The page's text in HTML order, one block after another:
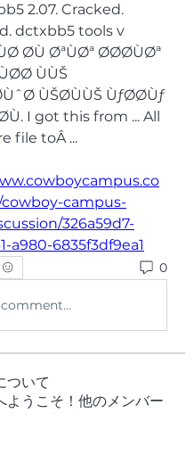
2.07. Cracked.
dctxbb5 tools v
ØÙ ØªÙØª ØØØÙØª
ÙÙŠ
ÙŠØÙÙŠ ÙƒØØÙƒ
I got this from ... All
file toÂ ...
campus-
326a59d7-
a980-6835f3df9ea1
0
ついて
ようこそ！他のメンバー